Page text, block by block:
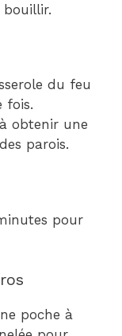
du feu
fois.
obtenir une
parois.
pour
poche à